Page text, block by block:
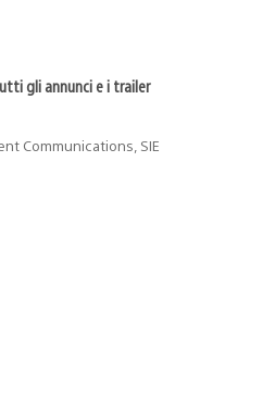
gli annunci e i trailer
Communications, SIE